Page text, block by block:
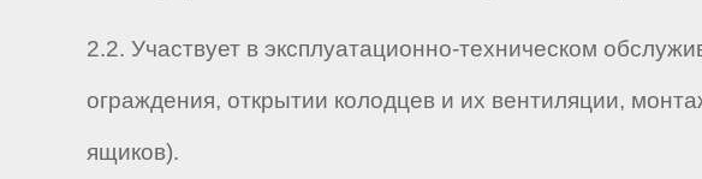
2.2. Участвует в эксплуатационно-техническом
ограждения, открытии колодцев и их вентиляции,
ящиков).